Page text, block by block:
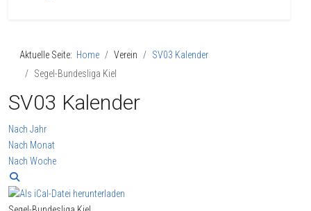
Aktuelle Seite: Home Verein
SV03 Kalender
Segel-Bundesliga Kiel
SV03 Kalender
Nach Jahr
Nach Monat
Nach Woche